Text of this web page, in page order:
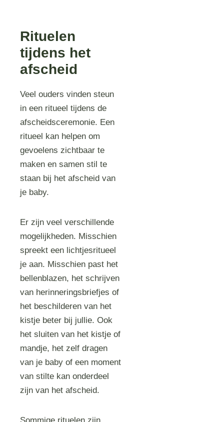
Rituelen
tijdens het
afscheid
Veel ouders vinden steun
in een ritueel tijdens de
afscheidsceremonie. Een
ritueel kan helpen om
gevoelens zichtbaar te
maken en samen stil te
staan bij het afscheid van
je baby.
Er zijn veel verschillende
mogelijkheden. Misschien
spreekt een lichtjesritueel
je aan. Misschien past het
bellenblazen, het schrijven
van herinneringsbriefjes of
het beschilderen van het
kistje beter bij jullie. Ook
het sluiten van het kistje of
mandje, het zelf dragen
van je baby of een moment
van stilte kan onderdeel
zijn van het afscheid.